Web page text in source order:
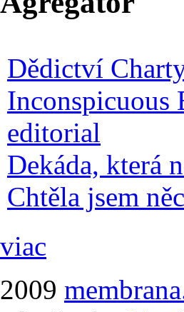
Dědictví
Inconspicuous
editorial
Dekáda, která
Chtěla jsem
viac
2009